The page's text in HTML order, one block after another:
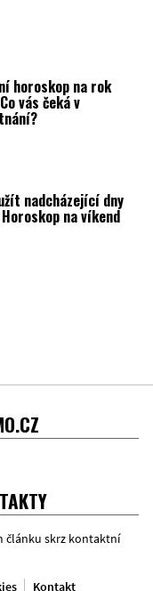
horoskop na rok
vás čeká v
nadcházející dny
na víkend
článku skrz kontaktní
Kontakt